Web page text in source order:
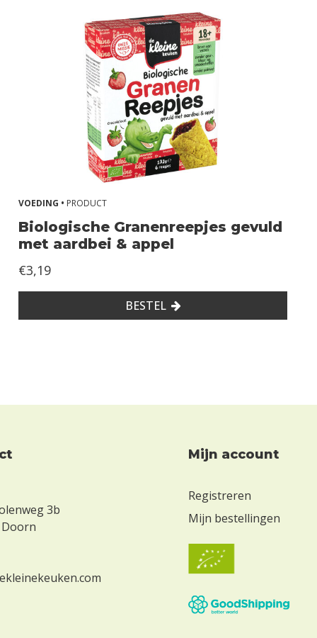
VOEDING • PRODUCT
Biologische Granenreepjes gevuld
met aardbei & appel
€3,19
BESTEL
3b
Doorn
Mijn account
Registreren
Mijn bestellingen